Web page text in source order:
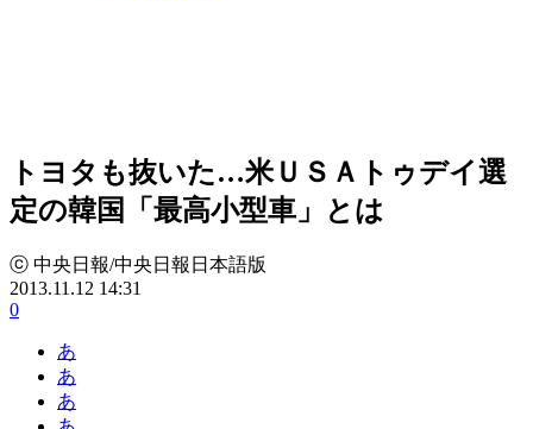
トヨタも抜いた…米ＵＳＡトゥデイ選
定の韓国「最高小型車」とは
ⓒ 中央日報/中央日報日本語版
2013.11.12 14:31
0
あ
あ
あ